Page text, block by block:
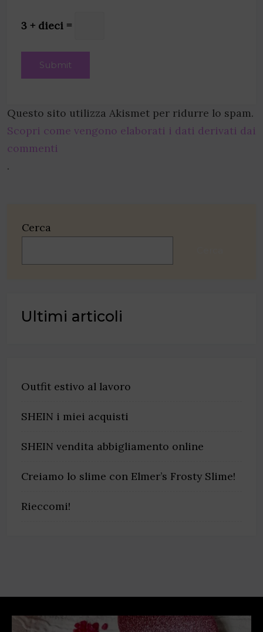
3 + dieci =
Questo sito utilizza Akismet per ridurre lo spam.
Scopri come vengono elaborati i dati derivati dai
commenti
.
Cerca
Ultimi articoli
Outfit estivo al lavoro
SHEIN i miei acquisti
SHEIN vendita abbigliamento online
Creiamo lo slime con Elmer’s Frosty Slime!
Rieccomi!